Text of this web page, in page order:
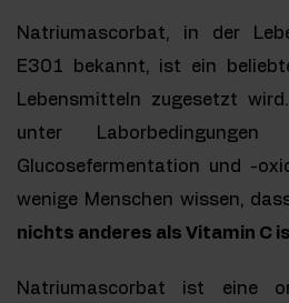
Natriumascorbat, in der
E301 bekannt, ist ein
Lebensmitteln zugesetzt
unter
Glucosefermentation und -
wenige Menschen wissen,
nichts anderes als Vitamin C
Natriumascorbat ist eine